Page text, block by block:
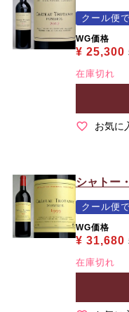
クール便
WG価格
¥ 25,300
在庫切れ
お気に
シャトー
クール便
WG価格
¥ 31,680
在庫切れ